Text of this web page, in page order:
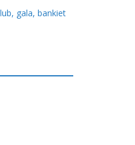
gala, bankiet